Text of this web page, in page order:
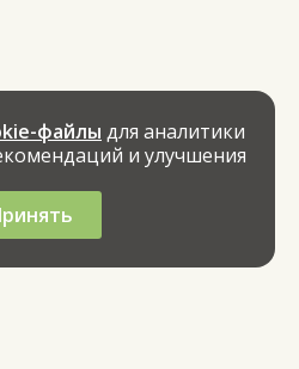
файлы для аналитики
и улучшения